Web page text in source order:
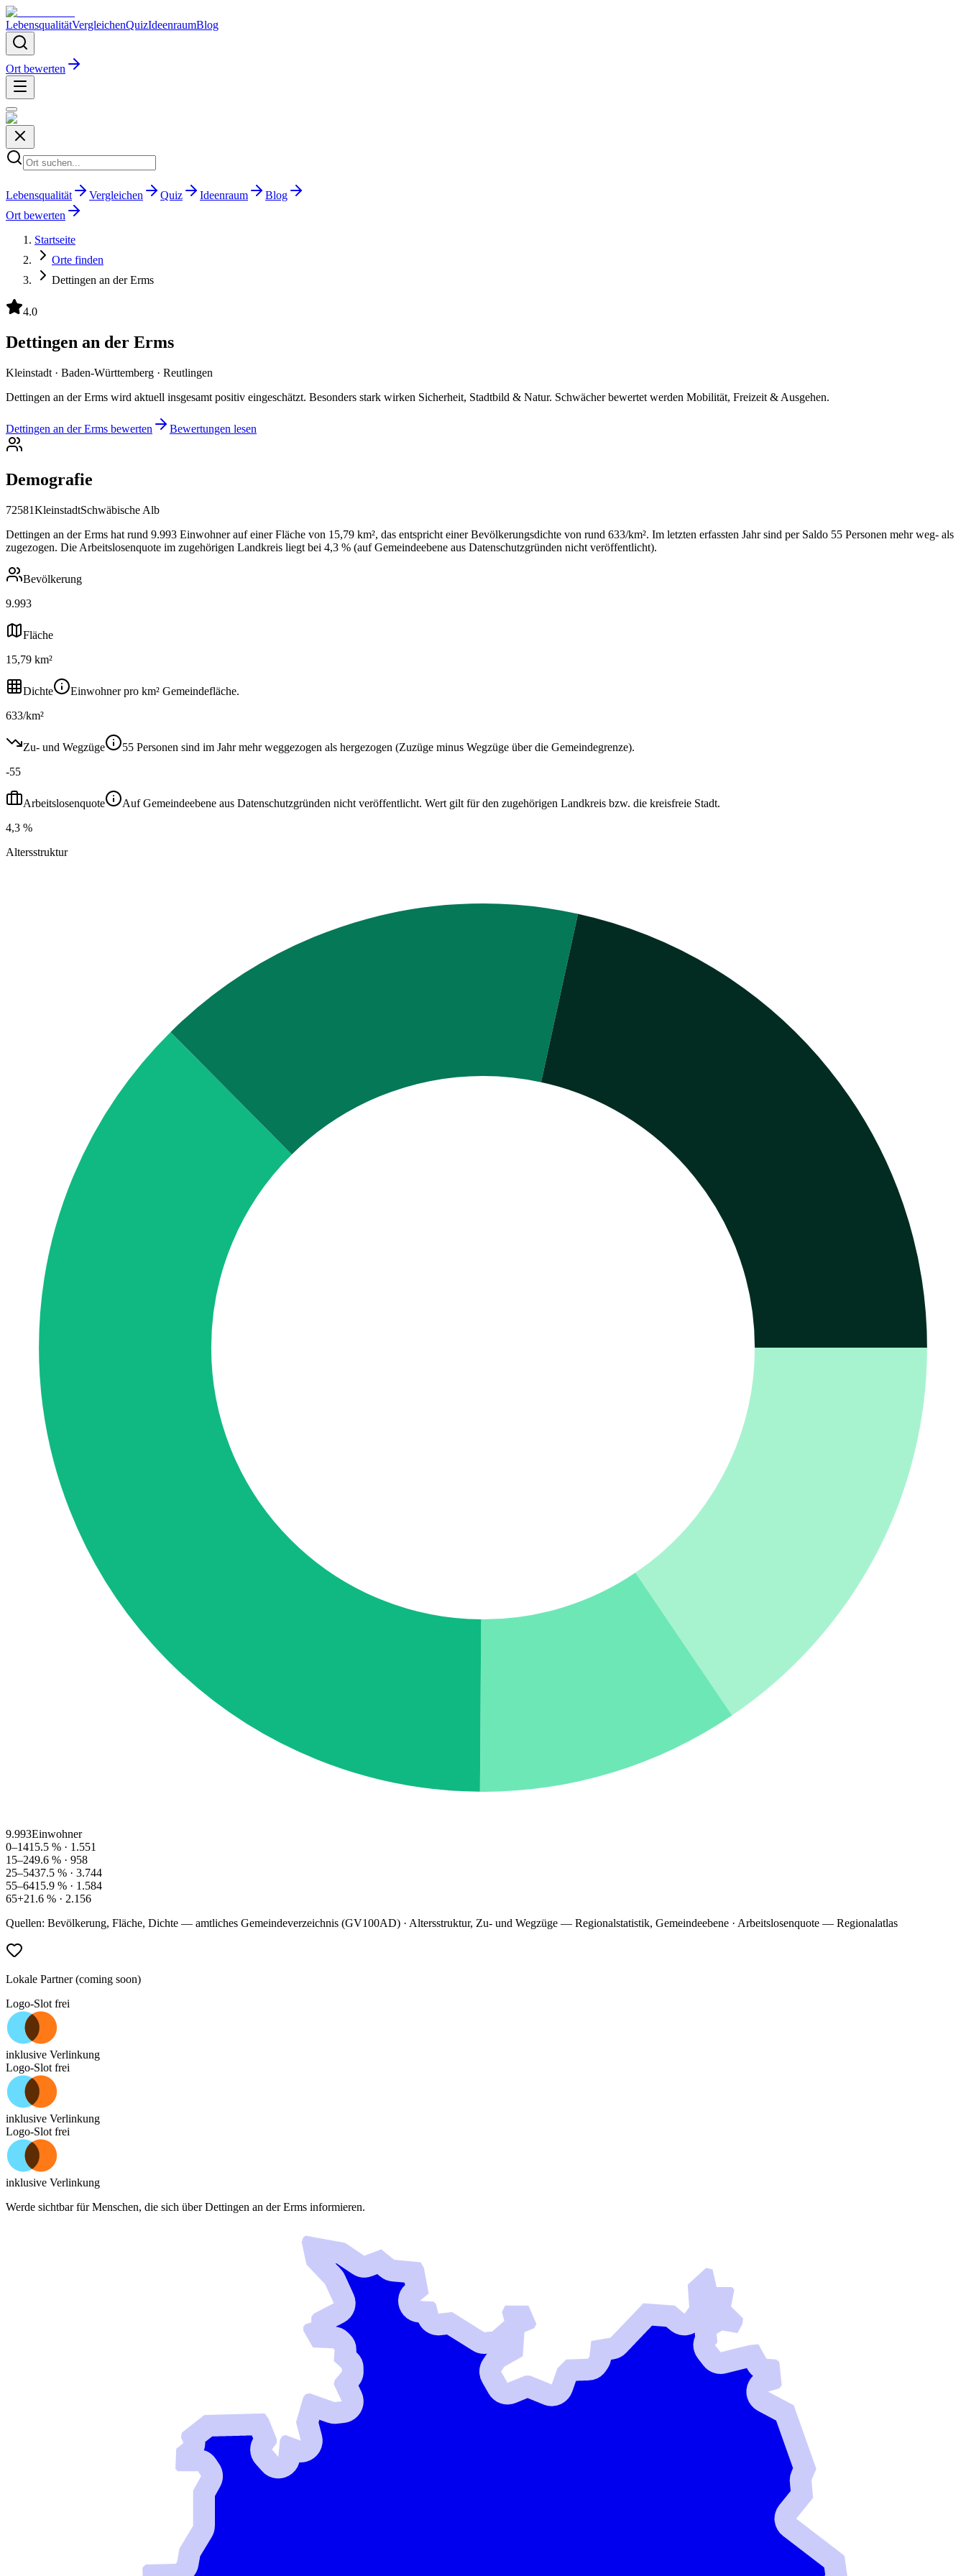
LebensqualitätVergleichenQuizIdeenraumBlog
Ort bewerten
Lebensqualität Vergleichen Quiz Ideenraum
Blog
Ort bewerten
Startseite
Orte finden
Dettingen an der Erms
4.0
Dettingen an der Erms
Kleinstadt · Baden-Württemberg · Reutlingen
Dettingen an der Erms wird aktuell insgesamt positiv eingeschätzt. Besonders stark wirken Sicherheit, Stadtbild & Natur. Schwächer bewertet werden Mobilität, Freizeit & Ausgehen.
Dettingen an der Erms bewerten Bewertungen lesen
Demografie
72581KleinstadtSchwäbische Alb
Dettingen an der Erms hat rund 9.993 Einwohner auf einer Fläche von 15,79 km², das entspricht einer Bevölkerungsdichte von rund 633/km². Im letzten erfassten Jahr sind per Saldo 55 Personen mehr weg- als
zugezogen. Die Arbeitslosenquote im zugehörigen Landkreis liegt bei 4,3 % (auf Gemeindeebene aus Datenschutzgründen nicht veröffentlicht).
Bevölkerung
9.993
Fläche
15,79 km²
Dichte
Einwohner pro km² Gemeindefläche.
633/km²
Zu- und Wegzüge
55 Personen sind im Jahr mehr weggezogen als hergezogen (Zuzüge minus Wegzüge über die Gemeindegrenze).
-55
Arbeitslosenquote
Auf Gemeindeebene aus Datenschutzgründen nicht veröffentlicht. Wert gilt für den zugehörigen Landkreis bzw. die kreisfreie Stadt.
4,3 %
Altersstruktur
9.993Einwohner
0–1415.5 % · 1.551
15–249.6 % · 958
25–5437.5 % · 3.744
55–6415.9 % · 1.584
65+21.6 % · 2.156
Quellen: Bevölkerung, Fläche, Dichte — amtliches Gemeindeverzeichnis (GV100AD) · Altersstruktur, Zu- und Wegzüge — Regionalstatistik, Gemeindeebene · Arbeitslosenquote — Regionalatlas
Lokale Partner (coming soon)
Logo-Slot frei
inklusive Verlinkung
Logo-Slot frei
inklusive Verlinkung
Logo-Slot frei
inklusive Verlinkung
Werde sichtbar für Menschen, die sich überDettingen an der Erms informieren.